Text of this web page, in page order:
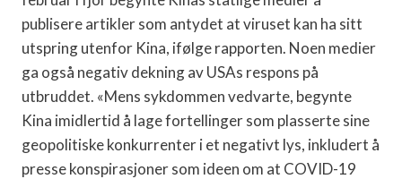
publisere artikler som antydet at viruset kan ha sitt
utspring utenfor Kina, ifølge rapporten. Noen medier
ga også negativ dekning av USAs respons på
utbruddet. «Mens sykdommen vedvarte, begynte
Kina imidlertid å lage fortellinger som plasserte sine
geopolitiske konkurrenter i et negativt lys, inkludert å
presse konspirasjoner som ideen om at COVID-19